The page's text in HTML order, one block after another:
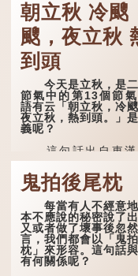
朝立秋 冷颼
颼，夜立秋
到頭
今天是立秋，是二
節氣中的第13個節
語有云「朝立秋，冷颼
夜立秋，熱到頭。」
義呢？
這句話出自東漢
《四民月令》：「朝立
冷颼颼；夜立秋，
頭」。到了清代，顧
《清嘉錄》中記錄蘇州
時，也引用了這句諺
過當地百姓的口頭說
「朝立秋，渹颼颼
秋，熱吽吽」。雖然
有不同，但意思完全
鬼拍後尾枕
每當有人不經意地
本不應說的秘密說了出
又或者做了壞事後忽
言，我們都會以「鬼
枕」來形容。這句話
有何關係呢？